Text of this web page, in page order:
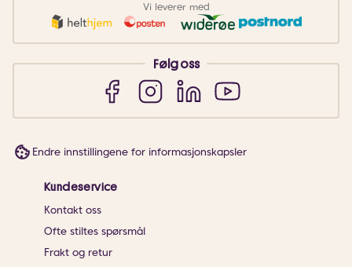
Vi leverer med
Følg oss
Endre innstillingene for informasjonskapsler
Kundeservice
Kontakt oss
Ofte stiltes spørsmål
Frakt og retur